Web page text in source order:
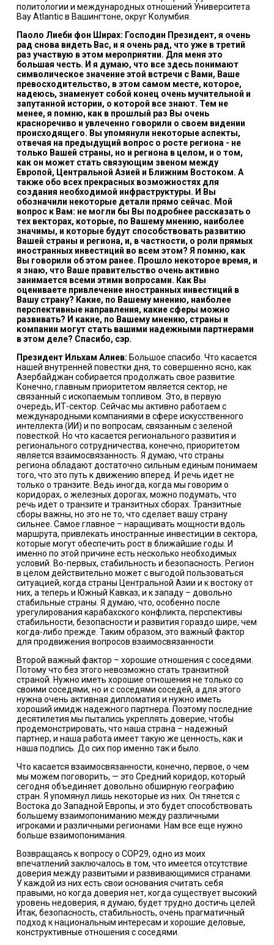
политологии и международных отношений Университета
Bay Atlantic в Вашингтоне, округ Колумбия.
Паоло Лиеби фон Ширах: Господин Президент, я очень
рад снова видеть Вас, и я очень рад, что уже в третий
раз участвую в этом мероприятии. Для меня это
большая честь. И я думаю, что все здесь понимают
символическое значение этой встречи с Вами, Ваше
превосходительство, в этом самом месте, которое,
надеюсь, знаменует собой конец очень мучительной и
запутанной истории, о которой все знают. Тем не
менее, я помню, как в прошлый раз Вы очень
красноречиво и увлеченно говорили о своем видении
происходящего. Вы упомянули некоторые аспекты,
отвечая на предыдущий вопрос о росте региона - не
только Вашей страны, но и региона в целом, и о том,
как он может стать связующим звеном между
Европой, Центральной Азией и Ближним Востоком. А
также обо всех прекрасных возможностях для
создания необходимой инфраструктуры. И Вы
обозначили некоторые детали прямо сейчас. Мой
вопрос к Вам: не могли бы Вы подробнее рассказать о
тех векторах, которые, по Вашему мнению, наиболее
значимы, и которые будут способствовать развитию
Вашей страны и региона, и, в частности, о роли прямых
иностранных инвестиций во всем этом? Я помню, как
Вы говорили об этом ранее. Прошло некоторое время, и
я знаю, что Ваше правительство очень активно
занимается всеми этими вопросами. Как Вы
оцениваете привлечение иностранных инвестиций в
Вашу страну? Какие, по Вашему мнению, наиболее
перспективные направления, какие сферы можно
развивать? И какие, по Вашему мнению, страны и
компании могут стать вашими надежными партнерами
в этом деле? Спасибо, сэр.
Президент Ильхам Алиев: Большое спасибо. Что касается
нашей внутренней повестки дня, то совершенно ясно, как
Азербайджан собирается продолжать свое развитие.
Конечно, главным приоритетом является сектор, не
связанный с ископаемым топливом. Это, в первую
очередь, ИТ-сектор. Сейчас мы активно работаем с
международными компаниями в сфере искусственного
интеллекта (ИИ) и по вопросам, связанным с зеленой
повесткой. Но что касается регионального развития и
регионального сотрудничества, конечно, приоритетом
является взаимосвязанность. Я думаю, что страны
региона обладают достаточно сильным единым понимаем
того, что это путь к движению вперед. И речь идет не
только о транзите. Ведь иногда, когда мы говорим о
коридорах, о железных дорогах, можно подумать, что
речь идет о транзите и транзитных сборах. Транзитные
сборы важны, но это не то, что сделает вашу страну
сильнее. Самое главное – наращивать мощности вдоль
маршрута, привлекать иностранные инвестиции в сектора,
которые могут обеспечить рост в ближайшие годы. И
именно по этой причине есть несколько необходимых
условий. Во-первых, стабильность и безопасность. Регион
в целом действительно может с выгодой пользоваться
ситуацией, когда страны Центральной Азии и к востоку от
них, а теперь и Южный Кавказ, и к западу – довольно
стабильные страны. Я думаю, что, особенно после
урегулирования карабахского конфликта, перспективы
стабильности, безопасности и развития гораздо шире, чем
когда-либо прежде. Таким образом, это важный фактор
для продвижения вопросов взаимосвязанности.
Второй важный фактор – хорошие отношения с соседями.
Потому что без этого невозможно стать транзитной
страной. Нужно иметь хорошие отношения не только со
своими соседями, но и с соседями соседей, а для этого
нужна очень активная дипломатия и нужно иметь
хороший имидж надежного партнера. Поэтому последние
десятилетия мы пытались укреплять доверие, чтобы
продемонстрировать, что наша страна – надежный
партнер, и наша работа имеет такую же ценность, как и
наша подпись. До сих пор именно так и было.
Что касается взаимосвязанности, конечно, первое, о чем
мы можем поговорить, — это Средний коридор, который
сегодня объединяет довольно обширную географию
стран. Я упомянул лишь некоторые из них. Он тянется с
Востока до Западной Европы, и это будет способствовать
большему взаимопониманию между различными
игроками и различными регионами. Нам все еще нужно
больше взаимопонимания.
Возвращаясь к вопросу о COP29, одно из моих
впечатлений заключалось в том, что имеется отсутствие
доверия между развитыми и развивающимися странами.
У каждой из них есть свои основания считать себя
правыми, но когда доверия нет, когда существует высокий
уровень недоверия, я думаю, будет трудно достичь целей.
Итак, безопасность, стабильность, очень прагматичный
подход к национальным интересам и хорошие деловые,
конструктивные отношения с соседями.